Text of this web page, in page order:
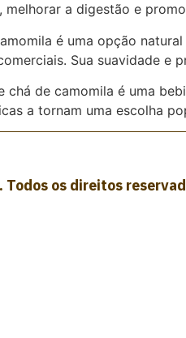
a digestão e
é uma opção
Sua suavidade e
chá de camomila é uma
a tornam uma escolha
os direitos